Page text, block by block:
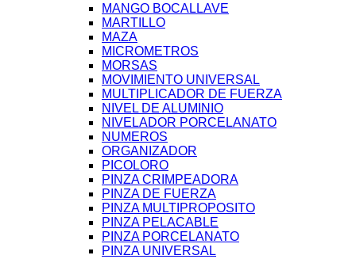
MANGO BOCALLAVE
MARTILLO
MAZA
MICROMETROS
MORSAS
MOVIMIENTO UNIVERSAL
MULTIPLICADOR DE FUERZA
NIVEL DE ALUMINIO
NIVELADOR PORCELANATO
NUMEROS
ORGANIZADOR
PICOLORO
PINZA CRIMPEADORA
PINZA DE FUERZA
PINZA MULTIPROPOSITO
PINZA PELACABLE
PINZA PORCELANATO
PINZA UNIVERSAL